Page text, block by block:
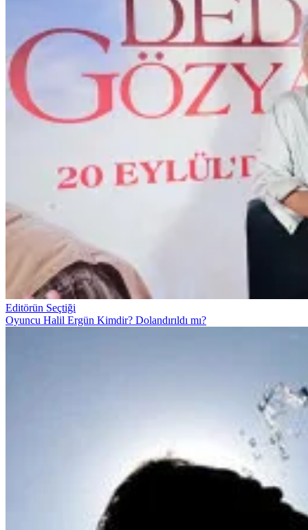
Editörün Seçtiği
Oyuncu Halil Ergün Kimdir? Dolandırıldı mı?